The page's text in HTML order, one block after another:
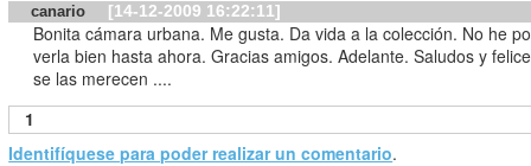
canario [14-12-2009 16:22:11]
Bonita cámara urbana. Me gusta. Da vida a la colección. No he
verla bien hasta ahora. Gracias amigos. Adelante. Saludos y
se las merecen ....
1
Identifíquese para poder realizar un comentario.